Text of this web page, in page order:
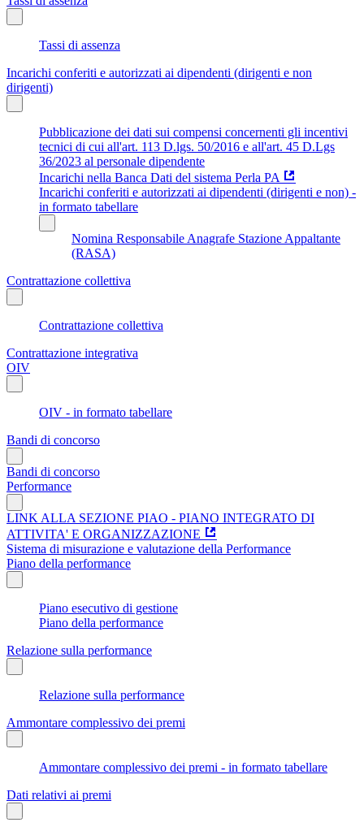
Tassi di assenza
Incarichi conferiti e autorizzati ai dipendenti (dirigenti e non
dirigenti)
Pubblicazione dei dati sui compensi concernenti gli incentivi
tecnici di cui all'art. 113 D.lgs. 50/2016 e all'art. 45 D.Lgs
36/2023 al personale dipendente
Incarichi nella Banca Dati del sistema Perla PA
Incarichi conferiti e autorizzati ai dipendenti (dirigenti e non) -
in formato tabellare
Nomina Responsabile Anagrafe Stazione Appaltante
(RASA)
Contrattazione collettiva
Contrattazione collettiva
Contrattazione integrativa
OIV
OIV - in formato tabellare
Bandi di concorso
Bandi di concorso
Performance
LINK ALLA SEZIONE PIAO - PIANO INTEGRATO DI
ATTIVITA' E ORGANIZZAZIONE
Sistema di misurazione e valutazione della Performance
Piano della performance
Piano esecutivo di gestione
Piano della performance
Relazione sulla performance
Relazione sulla performance
Ammontare complessivo dei premi
Ammontare complessivo dei premi - in formato tabellare
Dati relativi ai premi